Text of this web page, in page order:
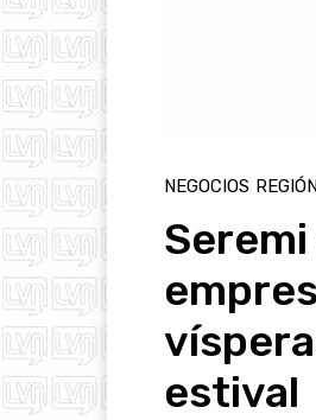
NEGOCIOS
estival